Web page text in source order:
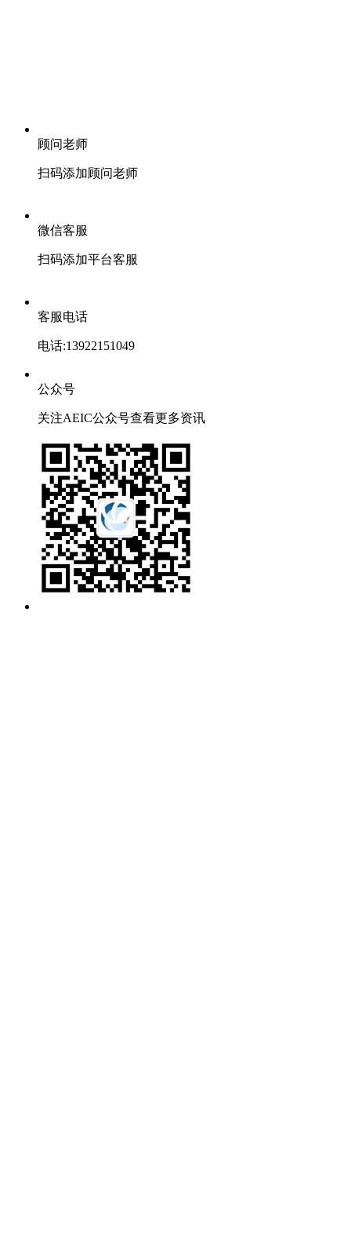
顾问老师
扫码添加顾问老师
微信客服
扫码添加平台客服
客服电话
电话:13922151049
公众号
关注AEIC公众号查看更多资讯